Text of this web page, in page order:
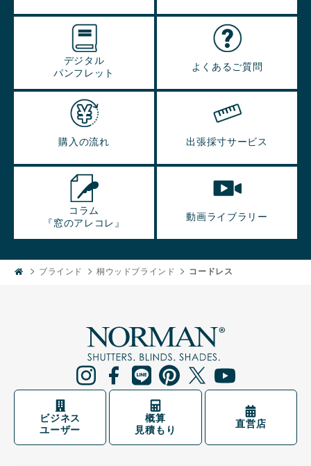
デジタル
パンフレット
よくあるご質問
購入の流れ 出張採寸サービス
コラム
『窓のアレコレ』
動画ライブラリー
ブラインド 桐ウッドブラインド コードレス
ビジネス
ユーザー
概算
見積もり
直営店